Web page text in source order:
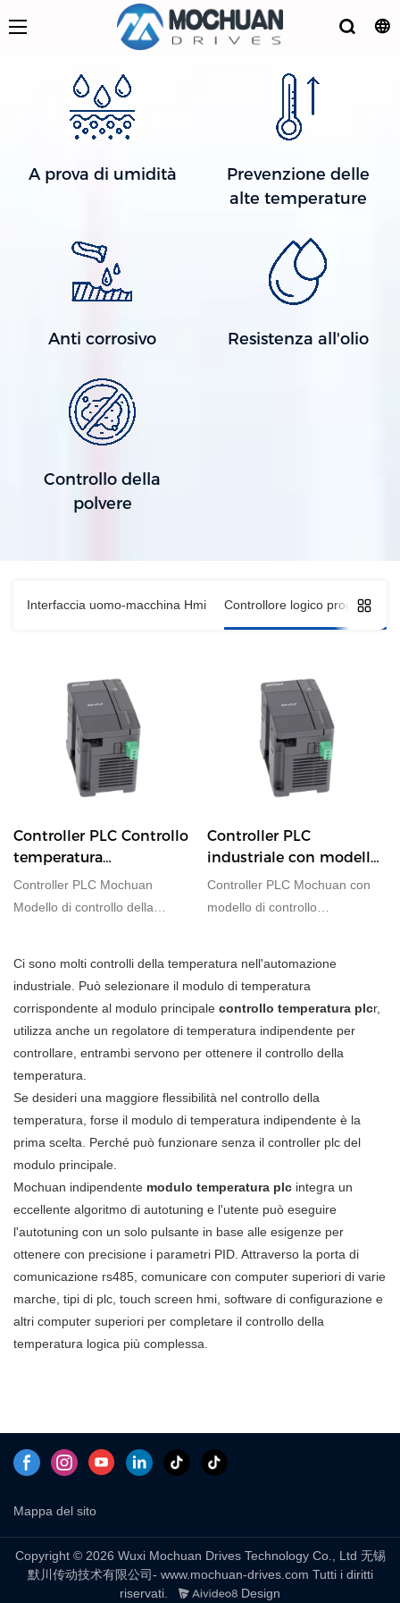
A prova di umidità
Prevenzione delle
alte temperature
Anti corrosivo Resistenza all'olio
Controllo della
polvere
Interfaccia uomo-macchina Hmi Controllore logico
Ci sono molti controlli della temperatura nell'automazione
industriale. Può selezionare il modulo di temperatura
corrispondente al modulo principale controllo temperatura plcr,
utilizza anche un regolatore di temperatura indipendente per
controllare, entrambi servono per ottenere il controllo della
temperatura.
Se desideri una maggiore flessibilità nel controllo della
temperatura, forse il modulo di temperatura indipendente è la
prima scelta. Perché può funzionare senza il controller plc del
modulo principale.
Mochuan indipendente modulo temperatura plc integra un
eccellente algoritmo di autotuning e l'utente può eseguire
l'autotuning con un solo pulsante in base alle esigenze per
ottenere con precisione i parametri PID. Attraverso la porta di
comunicazione rs485, comunicare con computer superiori di varie
marche, tipi di plc, touch screen hmi, software di configurazione e
altri computer superiori per completare il controllo della
temperatura logica più complessa.
Controller PLC Controllo
temperatura
indipendente a 6 canali
Modello RS485
Controller PLC Mochuan
Modello di controllo della
RS485.
Controller PLC
industriale con modello
di controllo della
temperatura a 4 canali
Controller PLC Mochuan con
modello di controllo
vantaggi eccezionali
incomparabili in termini di
prestazioni, qualità, aspetto,
difetti del passato prodotti e li
migliora continuamente. Le
Mochuan con modello di
controllo indipendente dalla
temperatura a 4 canali possono
essere personalizzate in base
alle vostre esigenze.
Mappa del sito
Copyright © 2026 Wuxi Mochuan Drives Technology Co., Ltd 无锡
默川传动技术有限公司- www.mochuan-drives.com Tutti i diritti
riservati.
Design